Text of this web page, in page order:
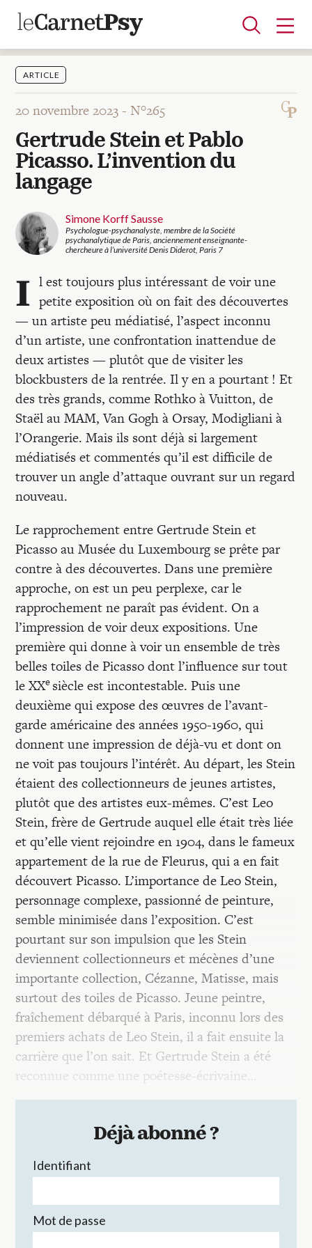
Articles
A la une
Adolescence
Dispositif
Enfance
Périnatalité
Psychanalyse
Psychopathologie
Soin
Dossiers
Auteurs
Recherches
Entretiens
Revues
Colloque
Mon compte
ARTICLE
20 novembre 2023 -N°265
Gertrude Stein et Pablo
Picasso. L’invention du
langage
Simone Korff Sausse
Psychologue-psychanalyste, membre de la Société
psychanalytique de Paris, anciennement enseignante-
chercheure à l’université Denis Diderot, Paris 7
I l est toujours plus intéressant de voir une
petite exposition où on fait des découvertes
— un artiste peu médiatisé, l’aspect inconnu
d’un artiste, une confrontation inattendue de
deux artistes — plutôt que de visiter les
blockbusters de la rentrée. Il y en a pourtant ! Et
des très grands, comme Rothko à Vuitton, de
Staël au MAM, Van Gogh à Orsay, Modigliani à
l’Orangerie. Mais ils sont déjà si largement
médiatisés et commentés qu’il est difficile de
trouver un angle d’attaque ouvrant sur un regard
nouveau.
Le rapprochement entre Gertrude Stein et
Picasso au Musée du Luxembourg se prête par
contre à des découvertes. Dans une première
approche, on est un peu perplexe, car le
rapprochement ne paraît pas évident. On a
l’impression de voir deux expositions. Une
première qui donne à voir un ensemble de très
belles toiles de Picasso dont l’influence sur tout
le XXe siècle est incontestable. Puis une
deuxième qui expose des œuvres de l’avant-
garde américaine des années 1950-1960, qui
donnent une impression de déjà-vu et dont on
ne voit pas toujours l’intérêt. Au départ, les Stein
étaient des collectionneurs de jeunes artistes,
plutôt que des artistes eux-mêmes. C’est Leo
Stein, frère de Gertrude auquel elle était très liée
et qu’elle vient rejoindre en 1904, dans le fameux
appartement de la rue de Fleurus, qui a en fait
découvert Picasso. L’importance de Leo Stein,
personnage complexe, passionné de peinture,
semble minimisée dans l’exposition. C’est
pourtant sur son impulsion que les Stein
deviennent collectionneurs et mécènes d’une
importante collection, Cézanne, Matisse, mais
surtout des toiles de Picasso. Jeune peintre,
fraîchement débarqué à Paris, inconnu lors des
premiers achats de Leo Stein, il a fait ensuite la
carrière que l’on sait. Et Gertrude Stein a été
reconnue comme une poétesse-écrivaine…
Déjà abonné ?
Identifiant
Mot de passe